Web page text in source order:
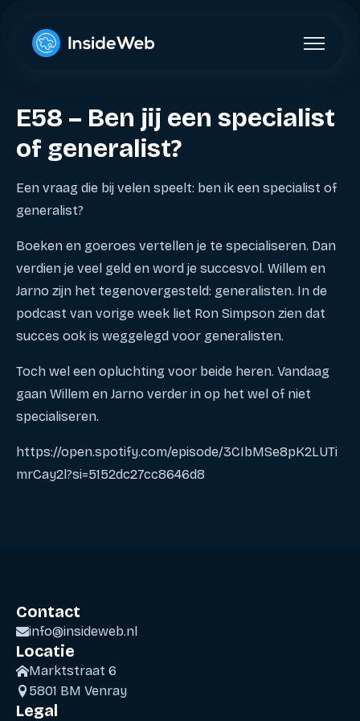
E58 – Ben jij een specialist
of generalist?
Een vraag die bij velen speelt: ben ik een specialist of
generalist?
Boeken en goeroes vertellen je te specialiseren. Dan
verdien je veel geld en word je succesvol. Willem en
Jarno zijn het tegenovergesteld: generalisten. In de
podcast van vorige week liet Ron Simpson zien dat
succes ook is weggelegd voor generalisten.
Toch wel een opluchting voor beide heren. Vandaag
gaan Willem en Jarno verder in op het wel of niet
specialiseren.
https://open.spotify.com/episode/3CIbMSe8pK2LUTi
mrCay2l?si=5152dc27cc8646d8
Contact
info@insideweb.nl
Locatie
Marktstraat 6
5801 BM Venray
Legal